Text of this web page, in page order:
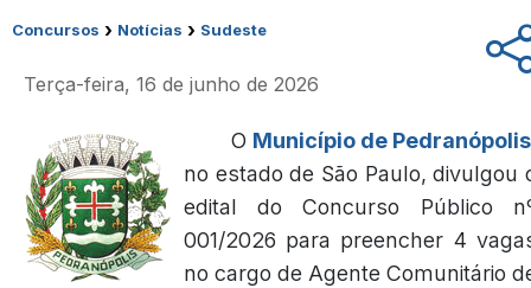
Concursos › Notícias › Sudeste
Terça-feira, 16 de junho de 2026
O Município de Pedranópolis
no estado de São Paulo, divulgou
edital do Concurso Público
001/2026 para preencher 4
no cargo de Agente Comunitário